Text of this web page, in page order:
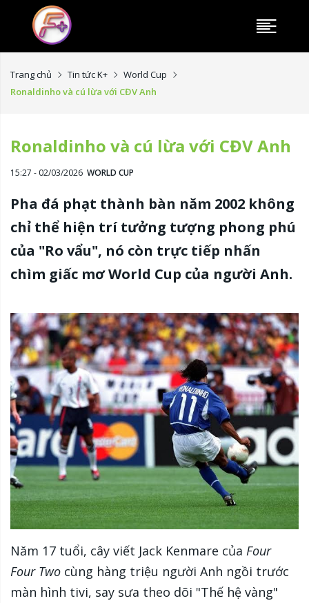
Trang chủ Tin tức K+
World Cup
Ronaldinho và cú lừa với CĐV Anh
Ronaldinho và cú lừa với CĐV Anh
15:27 - 02/03/2026 WORLD CUP
Pha đá phạt thành bàn năm 2002 không
chỉ thể hiện trí tưởng tượng phong phú
của "Ro vẩu", nó còn trực tiếp nhấn
chìm giấc mơ World Cup của người Anh.
Năm 17 tuổi, cây viết Jack Kenmare của Four
Four Two cùng hàng triệu người Anh ngồi trước
màn hình tivi, say sưa theo dõi "Thế hệ vàng"